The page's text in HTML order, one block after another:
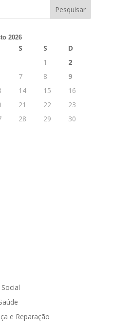
2026
S S
D
1
2
7 8
9
14 15
16
21 22
23
28 29
30
e Reparação